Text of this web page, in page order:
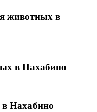
животных в
в Нахабино
Нахабино